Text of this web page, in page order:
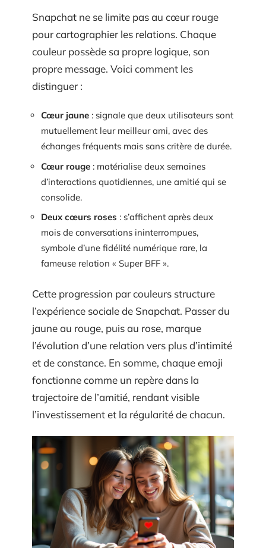
Snapchat ne se limite pas au cœur rouge
pour cartographier les relations. Chaque
couleur possède sa propre logique, son
propre message. Voici comment les
distinguer :
Cœur jaune : signale que deux utilisateurs sont
mutuellement leur meilleur ami, avec des
échanges fréquents mais sans critère de durée.
Cœur rouge : matérialise deux semaines
d’interactions quotidiennes, une amitié qui se
consolide.
Deux cœurs roses : s’affichent après deux
mois de conversations ininterrompues,
symbole d’une fidélité numérique rare, la
fameuse relation « Super BFF ».
Cette progression par couleurs structure
l’expérience sociale de Snapchat. Passer du
jaune au rouge, puis au rose, marque
l’évolution d’une relation vers plus d’intimité
et de constance. En somme, chaque emoji
fonctionne comme un repère dans la
trajectoire de l’amitié, rendant visible
l’investissement et la régularité de chacun.